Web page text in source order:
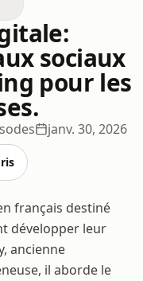
sociaux
pour les
janv. 30, 2026
français destiné
développer leur
ancienne
il aborde le